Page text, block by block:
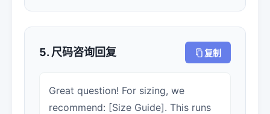
5. 尺码咨询回复 复制
Great question! For sizing, we
recommend: [Size Guide]. This runs